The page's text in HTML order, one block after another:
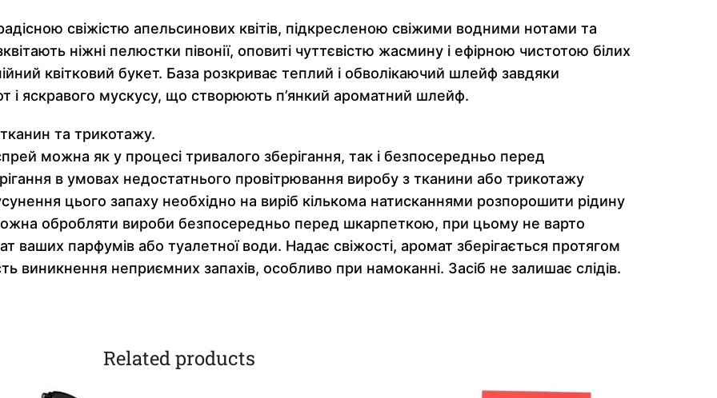
свіжістю апельсинових квітів, підкресленою свіжими водними нотами та
ніжні пелюстки півонії, оповиті чуттєвістю жасмину і ефірною чистотою білих
квітковий букет. База розкриває теплий і обволікаючий шлейф завдяки
і яскравого мускусу, що створюють п’янкий ароматний шлейф.
та трикотажу.
можна як у процесі тривалого зберігання, так і безпосередньо перед
в умовах недостатнього провітрювання виробу з тканини або трикотажу
цього запаху необхідно на виріб кількома натисканнями розпорошити рідину
обробляти вироби безпосередньо перед шкарпеткою, при цьому не варто
парфумів або туалетної води. Надає свіжості, аромат зберігається протягом
виникнення неприємних запахів, особливо при намоканні. Засіб не залишає слідів.
Related products